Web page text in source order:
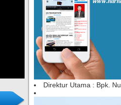
Direktur Utama : Bpk.